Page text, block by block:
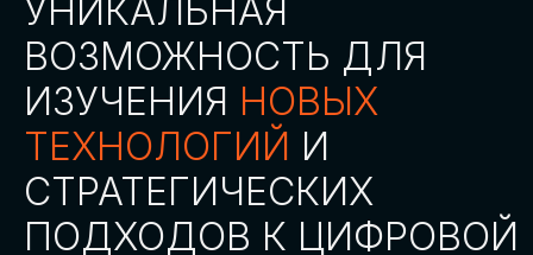
АККРЕДИТАЦИЯ
СМИ
СКАЧАТЬ ПРОГРАММУ
СТАТЬ СПИКЕРОМ
СТАТЬ УЧАСТНИКОМ